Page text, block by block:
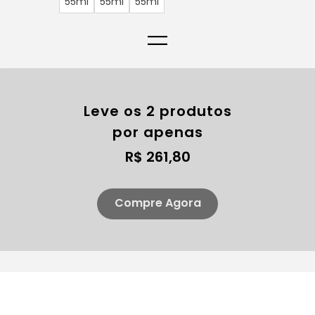
=
Leve os 2 produtos
por apenas
R$ 261,80
Compre Agora